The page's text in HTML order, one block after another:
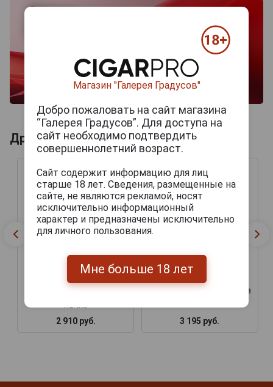
Другие продукты бренда MONTECRISTO
Сигары Montecristo
2 910 руб.
Сигары Montecristo №2 в
3 195 руб.
Магазин "Галерея Градусов"
Добро пожаловать на сайт магазина
“Галерея Градусов”. Для доступа на
сайт необходимо подтвердить
совершеннолетний возраст.
Сайт содержит информацию для лиц
старше 18 лет. Сведения, размещенные на
сайте, не являются рекламой, носят
исключительно информационный
характер и предназначены исключительно
для личного пользования.
Мне больше 18 лет